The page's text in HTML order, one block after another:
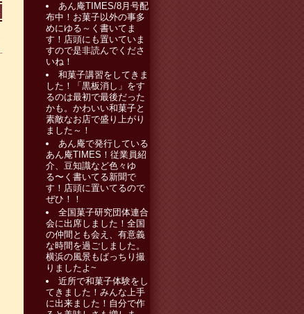
あん庵TIMES/8月号配
布中！お菓子以外の事多
めにゆる～く書いてま
す！店頭にも置いていま
すので是非読んでくださ
いね！
和菓子講習をしてきま
した！「黒板消し」をす
るのは最初で最後だった
かも。かわいい和菓子と
素敵なお店で盛り上がり
ました～！
あん庵で発行している
あん庵TIMES！従業員紹
介、豆知識など色々ゆ
る〜く書いてる新聞で
す！店頭に置いてるので
ぜひ！！
全国菓子研究団体連合
会に出席しました！全国
の仲間とも会え、有意義
な時間を過ごしました。
横浜の風景もばっちり撮
りましたよ~
近所で和菓子体験をし
てきました！みんな上手
に出来ました！自分で作